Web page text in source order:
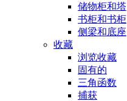
储物柜和塔
书柜和书柜
侧梁和底座
收藏
浏览收藏
固有的
三角函数
捕获